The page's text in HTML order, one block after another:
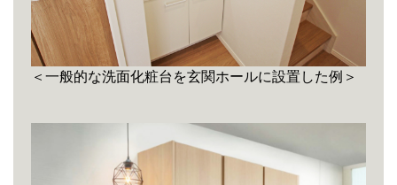
＜一般的な洗面化粧台を玄関ホールに設置した例＞